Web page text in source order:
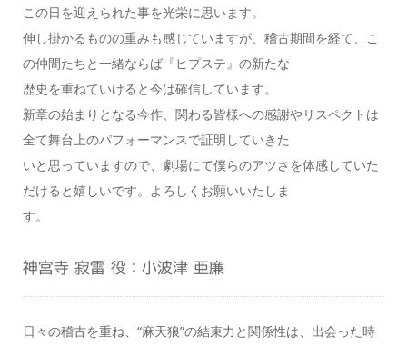
この日を迎えられた事を光栄に思います。
伸し掛かるものの重みも感じていますが、稽古期間を経て、こ
の仲間たちと一緒ならば『ヒプステ』の新たな
歴史を重ねていけると今は確信しています。
新章の始まりとなる今作、関わる皆様への感謝やリスペクトは
全て舞台上のパフォーマンスで証明していきた
いと思っていますので、劇場にて僕らのアツさを体感していた
だけると嬉しいです。よろしくお願いいたしま
す。
神宮寺 寂雷 役：小波津 亜廉
日々の稽古を重ね、“麻天狼”の結束力と関係性は、出会った時